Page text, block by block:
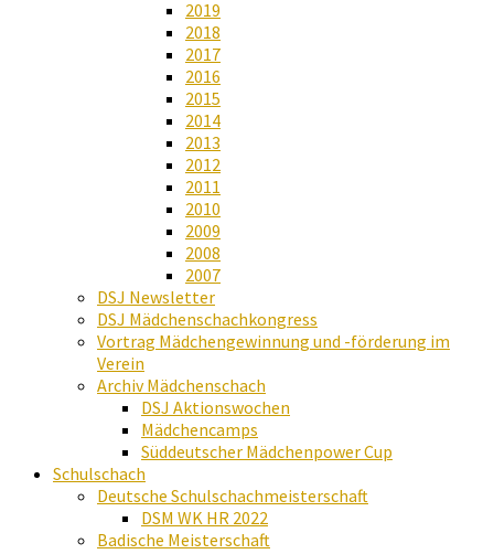
2019
2018
2017
2016
2015
2014
2013
2012
2011
2010
2009
2008
2007
DSJ Newsletter
DSJ Mädchenschachkongress
Vortrag Mädchengewinnung und -förderung im
Verein
Archiv Mädchenschach
DSJ Aktionswochen
Mädchencamps
Süddeutscher Mädchenpower Cup
Schulschach
Deutsche Schulschachmeisterschaft
DSM WK HR 2022
Badische Meisterschaft